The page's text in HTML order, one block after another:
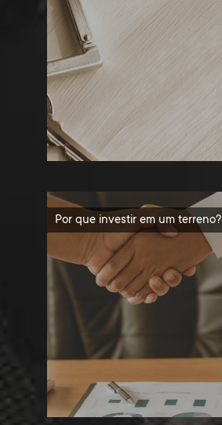
Por que investir em um terreno?